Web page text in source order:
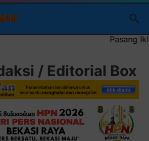
Pasang Iklan Running Text Anda di
/ Editorial Box